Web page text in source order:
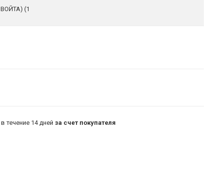
ВОЙТА) (1
течение 14 дней за счет покупателя